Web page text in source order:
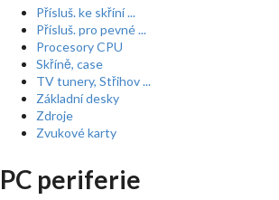
Přísluš. ke skříní ...
Přísluš. pro pevné ...
Procesory CPU
Skříně, case
TV tunery, Střihov ...
Základní desky
Zdroje
Zvukové karty
PC periferie